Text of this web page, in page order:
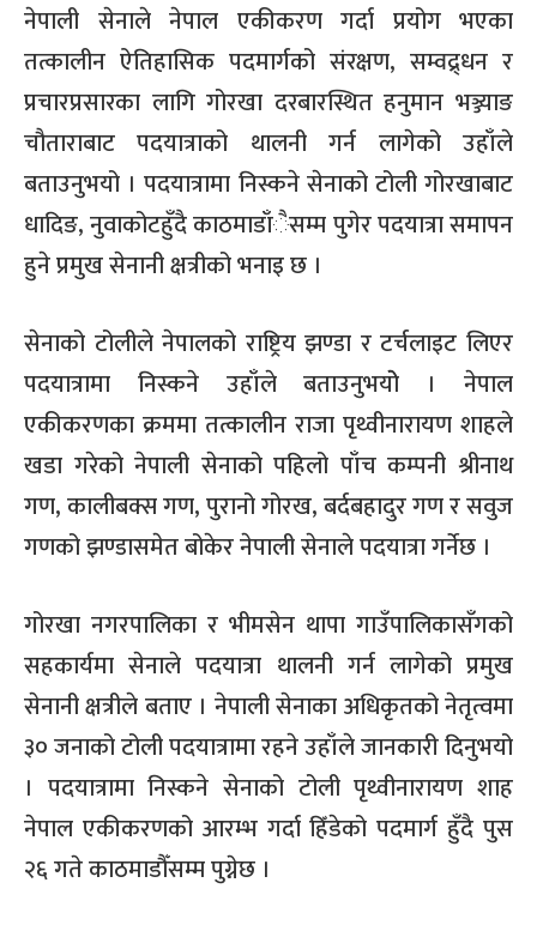
नेपाली सेनाले नेपाल एकीकरण गर्दा प्रयोग भएका
तत्कालीन ऐतिहासिक पदमार्गको संरक्षण, सम्वद्र्धन र
प्रचारप्रसारका लागि गोरखा दरबारस्थित हनुमान भञ्ज्याङ
चौताराबाट पदयात्राको थालनी गर्न लागेको उहाँले
बताउनुभयो । पदयात्रामा निस्कने सेनाको टोली गोरखाबाट
धादिङ, नुवाकोटहुँदै काठमाडाँैसम्म पुगेर पदयात्रा समापन
हुने प्रमुख सेनानी क्षत्रीको भनाइ छ ।
सेनाको टोलीले नेपालको राष्ट्रिय झण्डा र टर्चलाइट लिएर
पदयात्रामा निस्कने उहाँले बताउनुभयोे । नेपाल
एकीकरणका क्रममा तत्कालीन राजा पृथ्वीनारायण शाहले
खडा गरेको नेपाली सेनाको पहिलो पाँच कम्पनी श्रीनाथ
गण, कालीबक्स गण, पुरानो गोरख, बर्दबहादुर गण र सवुज
गणको झण्डासमेत बोकेर नेपाली सेनाले पदयात्रा गर्नेछ ।
गोरखा नगरपालिका र भीमसेन थापा गाउँपालिकासँगको
सहकार्यमा सेनाले पदयात्रा थालनी गर्न लागेको प्रमुख
सेनानी क्षत्रीले बताए । नेपाली सेनाका अधिकृतको नेतृत्वमा
३० जनाको टोली पदयात्रामा रहने उहाँले जानकारी दिनुभयो
। पदयात्रामा निस्कने सेनाको टोली पृथ्वीनारायण शाह
नेपाल एकीकरणको आरम्भ गर्दा हिँडेको पदमार्ग हुँदै पुस
२६ गते काठमाडौँसम्म पुग्नेछ ।